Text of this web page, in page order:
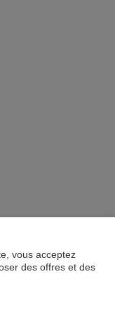
vous acceptez
des offres et des